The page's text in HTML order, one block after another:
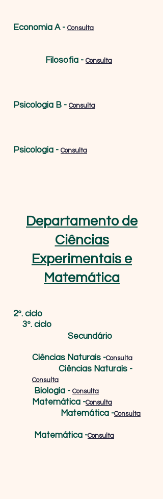
Economia A - Consulta
Filosofia - Consulta
Psicologia B - Consulta
Psicologia - Consulta
Departamento de
Ciências
Experimentais e
Matemática
2º. ciclo
3º. ciclo
Secundário
Ciências Naturais -Consulta
Ciências Naturais -
Consulta
Biologia - Consulta
Matemática -Consulta
Matemática -Consulta
Matemática -Consulta